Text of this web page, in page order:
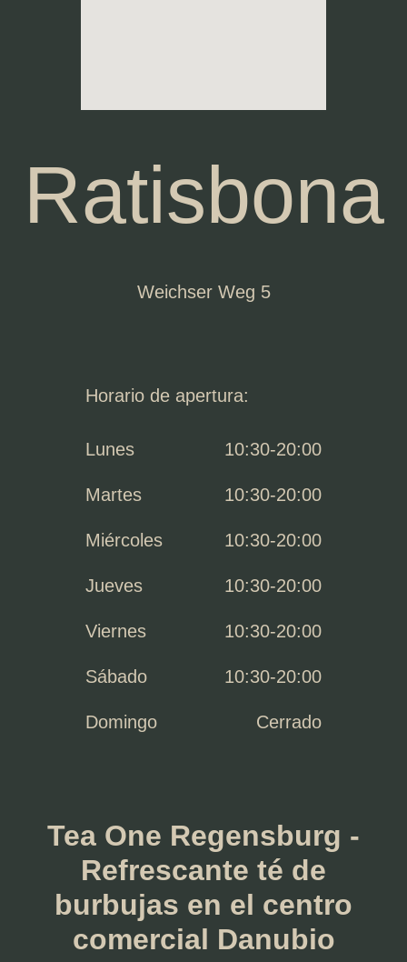
Ratisbona
Weichser Weg 5
Horario de apertura:
Lunes 10:30-20:00
Martes 10:30-20:00
Miércoles 10:30-20:00
Jueves 10:30-20:00
Viernes 10:30-20:00
Sábado 10:30-20:00
Domingo Cerrado
Tea One Regensburg -
Refrescante té de
burbujas en el centro
comercial Danubio